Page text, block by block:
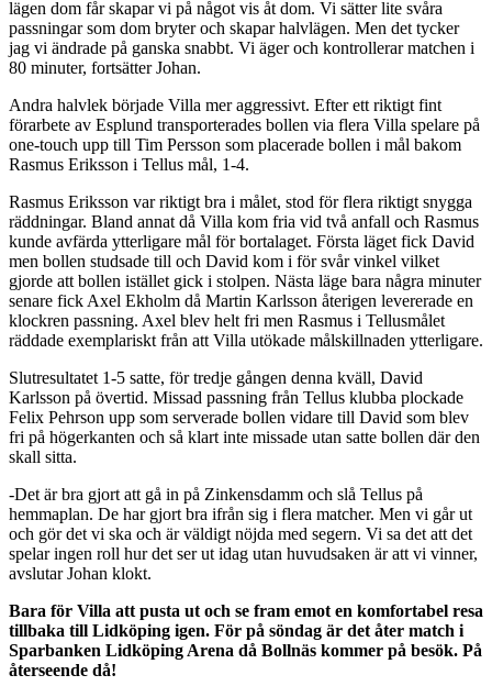
lägen dom får skapar vi på något vis åt dom. Vi sätter lite svåra
passningar som dom bryter och skapar halvlägen. Men det tycker
jag vi ändrade på ganska snabbt. Vi äger och kontrollerar matchen i
80 minuter, fortsätter Johan.
Andra halvlek började Villa mer aggressivt. Efter ett riktigt fint
förarbete av Esplund transporterades bollen via flera Villa spelare på
one-touch upp till Tim Persson som placerade bollen i mål bakom
Rasmus Eriksson i Tellus mål, 1-4.
Rasmus Eriksson var riktigt bra i målet, stod för flera riktigt snygga
räddningar. Bland annat då Villa kom fria vid två anfall och Rasmus
kunde avfärda ytterligare mål för bortalaget. Första läget fick David
men bollen studsade till och David kom i för svår vinkel vilket
gjorde att bollen istället gick i stolpen. Nästa läge bara några minuter
senare fick Axel Ekholm då Martin Karlsson återigen levererade en
klockren passning. Axel blev helt fri men Rasmus i Tellusmålet
räddade exemplariskt från att Villa utökade målskillnaden ytterligare.
Slutresultatet 1-5 satte, för tredje gången denna kväll, David
Karlsson på övertid. Missad passning från Tellus klubba plockade
Felix Pehrson upp som serverade bollen vidare till David som blev
fri på högerkanten och så klart inte missade utan satte bollen där den
skall sitta.
-Det är bra gjort att gå in på Zinkensdamm och slå Tellus på
hemmaplan. De har gjort bra ifrån sig i flera matcher. Men vi går ut
och gör det vi ska och är väldigt nöjda med segern. Vi sa det att det
spelar ingen roll hur det ser ut idag utan huvudsaken är att vi vinner,
avslutar Johan klokt.
Bara för Villa att pusta ut och se fram emot en komfortabel resa
tillbaka till Lidköping igen. För på söndag är det åter match i
Sparbanken Lidköping Arena då Bollnäs kommer på besök. På
återseende då!